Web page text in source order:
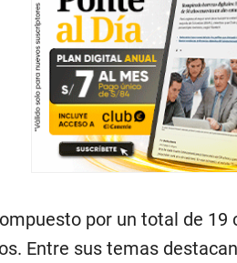
por un total de
Entre sus temas